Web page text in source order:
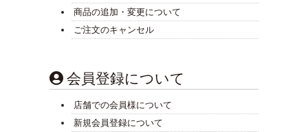
商品の追加・変更について
ご注文のキャンセル
会員登録について
店舗での会員様について
新規会員登録について